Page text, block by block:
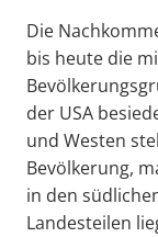
Die
bis heute die
der USA
und Westen
Bevölkerung,
in den
Landesteilen